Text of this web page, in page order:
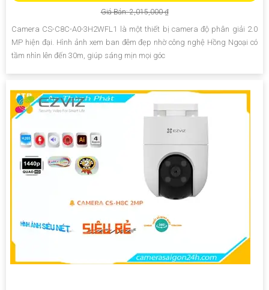
Giá Bán: 2,015,000 ₫
Camera CS-C8C-A0-3H2WFL1 là một thiết bị camera độ phân giải 2.0
MP hiện đại. Hình ảnh xem ban đêm đẹp nhờ công nghệ Hồng Ngoại có
tầm nhìn lên đến 30m, giúp sáng mịn mọi góc